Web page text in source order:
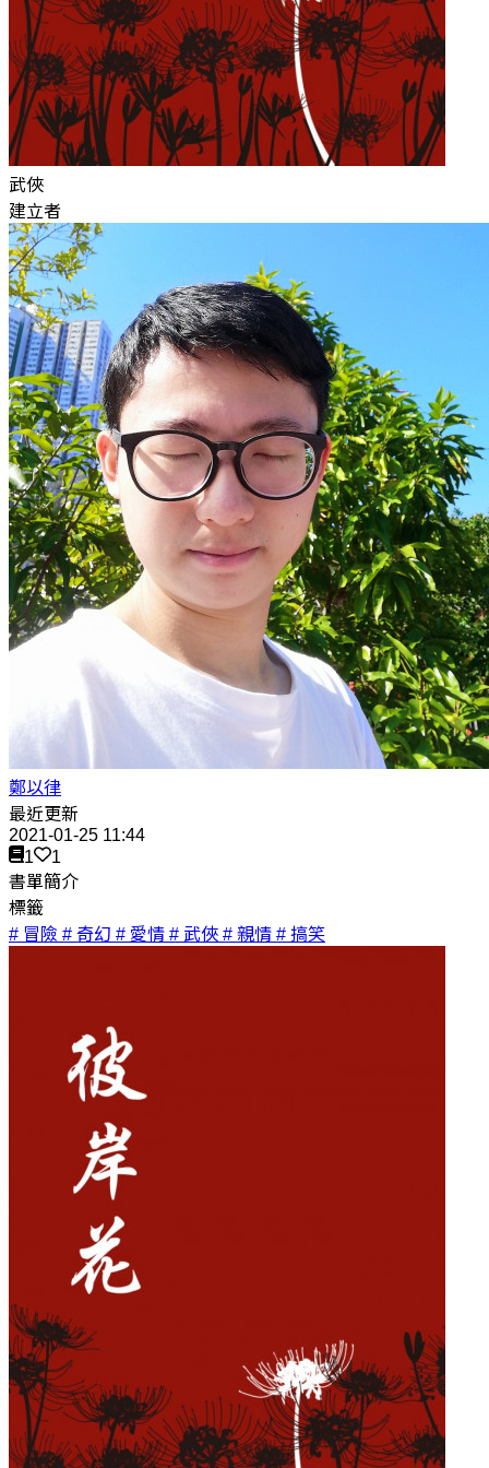
武俠
建立者
鄭以律
最近更新
2021-01-25 11:44
1
1
書單簡介
標籤
# 冒險 # 奇幻 # 愛情 # 武俠 # 親情 # 搞笑